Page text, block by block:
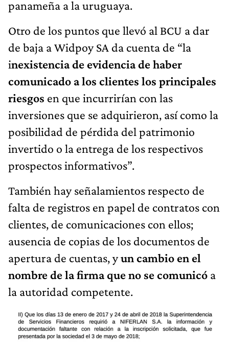
panameña a la uruguaya.
Otro de los puntos que llevó al BCU a dar
de baja a Widpoy SA da cuenta de “la
inexistencia de evidencia de haber
comunicado a los clientes los principales
riesgos en que incurrirían con las
inversiones que se adquirieron, así como la
posibilidad de pérdida del patrimonio
invertido o la entrega de los respectivos
prospectos informativos”.
También hay señalamientos respecto de
falta de registros en papel de contratos con
clientes, de comunicaciones con ellos;
ausencia de copias de los documentos de
apertura de cuentas, yun cambio en el
nombre de la firma que no se comunicó a
la autoridad competente.